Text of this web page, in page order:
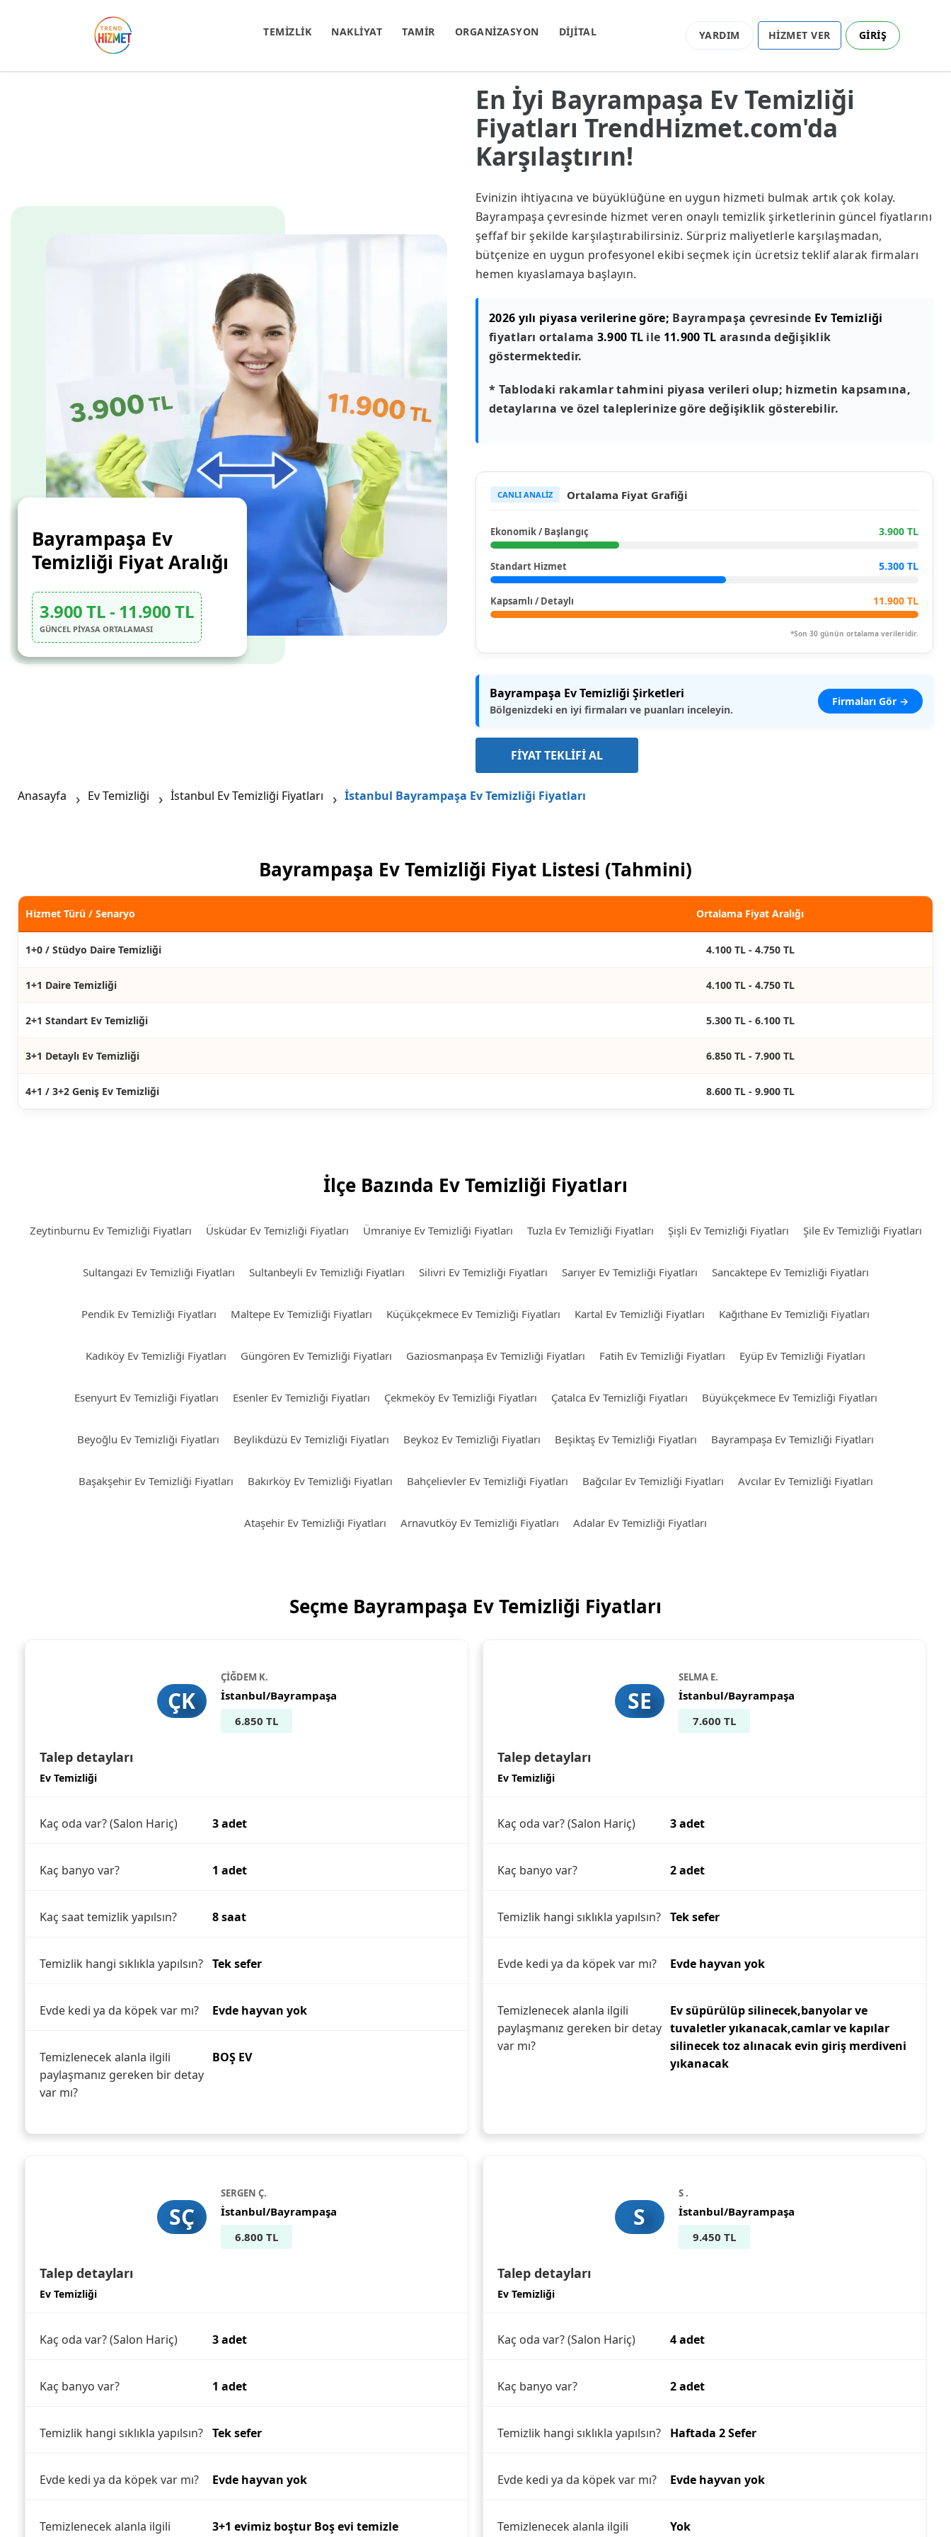
TEMİZLİK NAKLİYAT TAMİR ORGANİZASYON DİJİTAL YARDIM HİZMET VER GİRİŞ
En İyi Bayrampaşa Ev Temizliği
Fiyatları TrendHizmet.com'da
Karşılaştırın!
Evinizin ihtiyacına ve büyüklüğüne en uygun hizmeti bulmak artık çok kolay.
Bayrampaşa çevresinde hizmet veren onaylı temizlik şirketlerinin güncel fiyatlarını
şeffaf bir şekilde karşılaştırabilirsiniz. Sürpriz maliyetlerle karşılaşmadan,
bütçenize en uygun profesyonel ekibi seçmek için ücretsiz teklif alarak firmaları
hemen kıyaslamaya başlayın.
2026 yılı piyasa verilerine göre; Bayrampaşa çevresinde Ev Temizliği
fiyatları ortalama 3.900 TL ile 11.900 TL arasında değişiklik
göstermektedir.
* Tablodaki rakamlar tahmini piyasa verileri olup; hizmetin kapsamına,
detaylarına ve özel taleplerinize göre değişiklik gösterebilir.
CANLI ANALİZ Ortalama Fiyat Grafiği
Ekonomik / Başlangıç 3.900 TL
Standart Hizmet 5.300 TL
Kapsamlı / Detaylı 11.900 TL
*Son 30 günün ortalama verileridir.
Bayrampaşa Ev Temizliği Şirketleri
Bölgenizdeki en iyi firmaları ve puanları inceleyin.
Firmaları Gör →
FİYAT TEKLİFİ AL
Bayrampaşa Ev
Temizliği Fiyat Aralığı
3.900 TL - 11.900 TL
GÜNCEL PİYASA ORTALAMASI
Anasayfa Ev Temizliği İstanbul Ev Temizliği Fiyatları İstanbul Bayrampaşa Ev Temizliği Fiyatları
Bayrampaşa Ev Temizliği Fiyat Listesi (Tahmini)
Hizmet Türü / Senaryo Ortalama Fiyat Aralığı
1+0 / Stüdyo Daire Temizliği 4.100 TL - 4.750 TL
1+1 Daire Temizliği 4.100 TL - 4.750 TL
2+1 Standart Ev Temizliği 5.300 TL - 6.100 TL
3+1 Detaylı Ev Temizliği 6.850 TL - 7.900 TL
4+1 / 3+2 Geniş Ev Temizliği 8.600 TL - 9.900 TL
İlçe Bazında Ev Temizliği Fiyatları
Zeytinburnu Ev Temizliği Fiyatları Üsküdar Ev Temizliği Fiyatları Ümraniye Ev Temizliği Fiyatları Tuzla Ev Temizliği Fiyatları Şişli Ev Temizliği Fiyatları Şile Ev Temizliği Fiyatları
Sultangazi Ev Temizliği Fiyatları Sultanbeyli Ev Temizliği Fiyatları Silivri Ev Temizliği Fiyatları Sarıyer Ev Temizliği Fiyatları Sancaktepe Ev Temizliği Fiyatları
Pendik Ev Temizliği Fiyatları Maltepe Ev Temizliği Fiyatları Küçükçekmece Ev Temizliği Fiyatları Kartal Ev Temizliği Fiyatları Kağıthane Ev Temizliği Fiyatları
Kadıköy Ev Temizliği Fiyatları Güngören Ev Temizliği Fiyatları Gaziosmanpaşa Ev Temizliği Fiyatları Fatih Ev Temizliği Fiyatları Eyüp Ev Temizliği Fiyatları
Esenyurt Ev Temizliği Fiyatları Esenler Ev Temizliği Fiyatları Çekmeköy Ev Temizliği Fiyatları Çatalca Ev Temizliği Fiyatları Büyükçekmece Ev Temizliği Fiyatları
Beyoğlu Ev Temizliği Fiyatları Beylikdüzü Ev Temizliği Fiyatları Beykoz Ev Temizliği Fiyatları Beşiktaş Ev Temizliği Fiyatları Bayrampaşa Ev Temizliği Fiyatları
Başakşehir Ev Temizliği Fiyatları Bakırköy Ev Temizliği Fiyatları Bahçelievler Ev Temizliği Fiyatları Bağcılar Ev Temizliği Fiyatları Avcılar Ev Temizliği Fiyatları
Ataşehir Ev Temizliği Fiyatları Arnavutköy Ev Temizliği Fiyatları Adalar Ev Temizliği Fiyatları
Seçme Bayrampaşa Ev Temizliği Fiyatları
ÇK
ÇİĞDEM K.
İstanbul/Bayrampaşa
6.850 TL
Talep detayları
Ev Temizliği
Kaç oda var? (Salon Hariç) 3 adet
Kaç banyo var? 1 adet
Kaç saat temizlik yapılsın? 8 saat
Temizlik hangi sıklıkla yapılsın? Tek sefer
Evde kedi ya da köpek var mı? Evde hayvan yok
Temizlenecek alanla ilgili
paylaşmanız gereken bir detay
var mı?
BOŞ EV
SE
SELMA E.
İstanbul/Bayrampaşa
7.600 TL
Talep detayları
Ev Temizliği
Kaç oda var? (Salon Hariç) 3 adet
Kaç banyo var? 2 adet
Temizlik hangi sıklıkla yapılsın? Tek sefer
Evde kedi ya da köpek var mı? Evde hayvan yok
Temizlenecek alanla ilgili
paylaşmanız gereken bir detay
var mı?
Ev süpürülüp silinecek,banyolar ve
tuvaletler yıkanacak,camlar ve kapılar
silinecek toz alınacak evin giriş merdiveni
yıkanacak
SÇ
SERGEN Ç.
İstanbul/Bayrampaşa
6.800 TL
Talep detayları
Ev Temizliği
Kaç oda var? (Salon Hariç) 3 adet
Kaç banyo var? 1 adet
Temizlik hangi sıklıkla yapılsın? Tek sefer
Evde kedi ya da köpek var mı? Evde hayvan yok
Temizlenecek alanla ilgili
3+1 evimiz boştur Boş evi temizle
S
S .
İstanbul/Bayrampaşa
9.450 TL
Talep detayları
Ev Temizliği
Kaç oda var? (Salon Hariç) 4 adet
Kaç banyo var? 2 adet
Temizlik hangi sıklıkla yapılsın? Haftada 2 Sefer
Evde kedi ya da köpek var mı? Evde hayvan yok
Temizlenecek alanla ilgili
Yok